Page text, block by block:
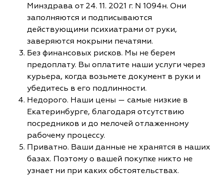
Минздрава от 24. 11. 2021 г. N 1094н. Они
заполняются и подписываются
действующими психиатрами от руки,
заверяются мокрыми печатями.
Без финансовых рисков. Мы не берем
предоплату. Вы оплатите наши услуги через
курьера, когда возьмете документ в руки и
убедитесь в его подлинности.
Недорого. Наши цены — самые низкие в
Екатеринбурге, благодаря отсутствию
посредников и до мелочей отлаженному
рабочему процессу.
Приватно. Ваши данные не хранятся в наших
базах. Поэтому о вашей покупке никто не
узнает ни при каких обстоятельствах.